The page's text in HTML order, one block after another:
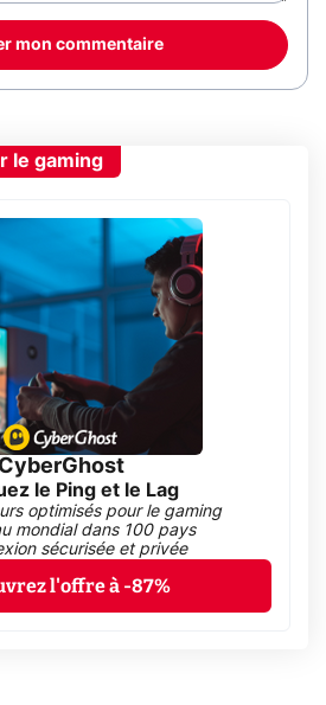
mon commentaire
le gaming
CyberGhost
le Ping et le Lag
optimisés pour le gaming
mondial dans 100 pays
sécurisée et privée
l'offre à -87%